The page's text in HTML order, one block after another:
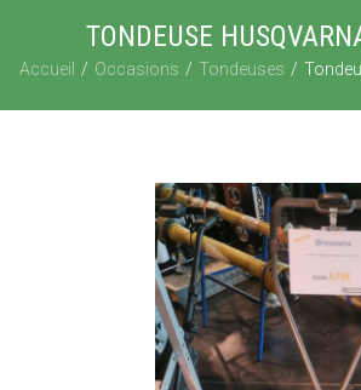
TONDEUSE
Accueil Occasions Tondeuses